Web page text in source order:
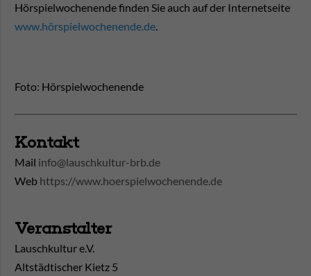
Hörspielwochenende finden Sie auch auf der Internetseite
www.hörspielwochenende.de.
Foto: Hörspielwochenende
Kontakt
Mail info@lauschkultur-brb.de
Web https://www.hoerspielwochenende.de
Veranstalter
Lauschkultur e.V.
Altstädtischer Kietz 5